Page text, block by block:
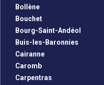
Bollène
Bouchet
Bourg-Saint-Andéol
Buis-les-Baronnies
Cairanne
Caromb
Carpentras